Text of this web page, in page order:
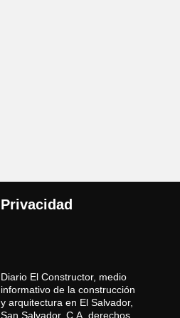
Privacidad
Diario El Constructor, medio
informativo de la construcción
y arquitectura en El Salvador,
San Salvador, C.A. derechos